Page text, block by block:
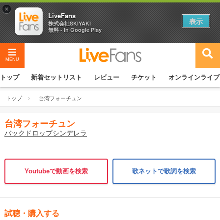
MENU
トップ 新着セットリスト レビュー チケット オンラインライブ
トップ 台湾フォーチュン
台湾フォーチュン
バックドロップシンデレラ
Youtubeで動画を検索 歌ネットで歌詞を検索
試聴・購入する
×
LiveFans
株式会社SKIYAKI
無料 - In Google Play
表示